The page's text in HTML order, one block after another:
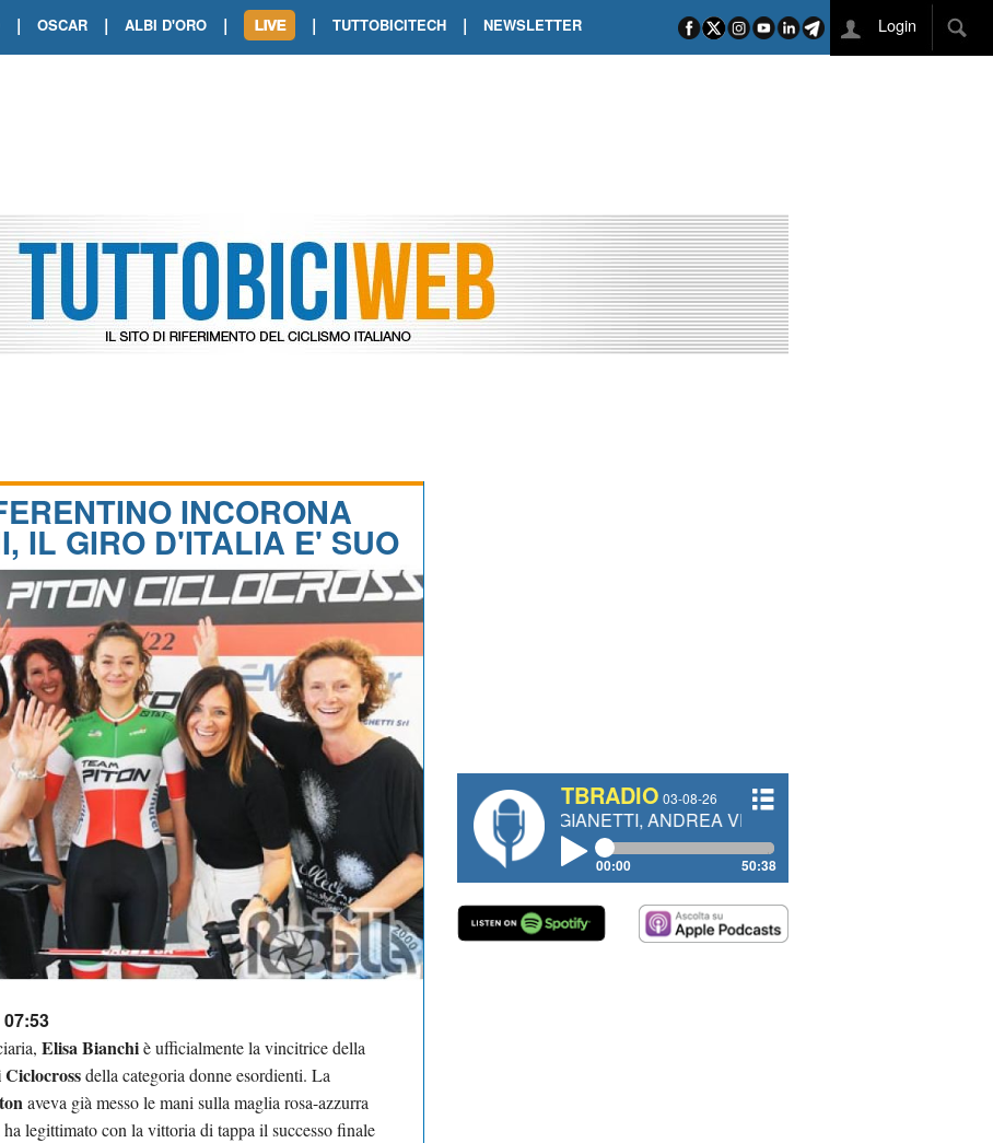
| OSCAR | ALBI D'ORO |
TOUR DE FRANCE. ORCIERES-MERLETTE INCORONA CARAPAZ
TOUR DE FRANCE. A VOIRON TRIONFO DI PHILIPSEN SU SCHMID E KOOIJ
| TUTTOBICITECH | NEWSLETTER Login
INCORONA
IL GIRO D'ITALIA E' SUO
07:53
Elisa Bianchiè ufficialmente la vincitrice della
della categoria donne esordienti. La
aveva già messo le mani sulla maglia rosa-azzurra
legittimato con la vittoria di tappa il successo finale
TBRADIO 03-08-26
#334 CHARLY WEGELIUS, MAURO GIANETTI, ANDREA VENDRAME, FILIPPO FIORELLI
00:00 50:38